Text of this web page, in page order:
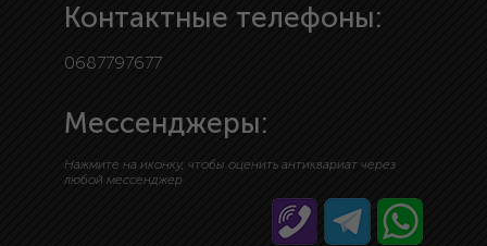
Контактные телефоны:
0687797677
Мессенджеры:
Нажмите на иконку, чтобы оценить антиквариат через
любой мессенджер